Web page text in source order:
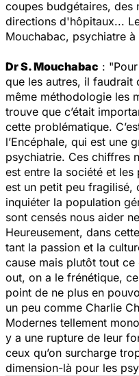
coupes budgétaires, des
directions d'hôpitaux...
Mouchabac, psychiatre à
Dr S. Mouchabac : "
que les autres, il faudrait
même méthodologie les
trouve que c’était
cette problématique.
l’Encéphale, qui est une
psychiatrie. Ces chiffres
est entre la société et
est un petit peu fragilisé,
inquiéter la population
sont censés nous aider
Heureusement, dans
tant la passion et la
cause mais plutôt tout
out, on a le frénétique,
point de ne plus en
un peu comme Charlie
Modernes tellement
y a une rupture de leur
ceux qu’on surcharge
dimension-là pour les